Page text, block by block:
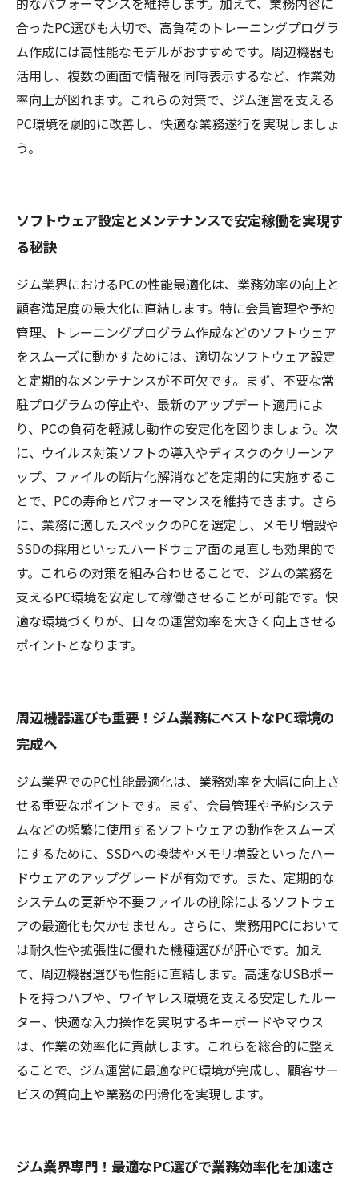
合ったPC選びも大切で、高負荷のトレーニングプログラ
ム作成には高性能なモデルがおすすめです。周辺機器も
活用し、複数の画面で情報を同時表示するなど、作業効
率向上が図れます。これらの対策で、ジム運営を支える
PC環境を劇的に改善し、快適な業務遂行を実現しましょ
う。
ソフトウェア設定とメンテナンスで安定稼働を実現す
る秘訣
ジム業界におけるPCの性能最適化は、業務効率の向上と
顧客満足度の最大化に直結します。特に会員管理や予約
管理、トレーニングプログラム作成などのソフトウェア
をスムーズに動かすためには、適切なソフトウェア設定
と定期的なメンテナンスが不可欠です。まず、不要な常
駐プログラムの停止や、最新のアップデート適用によ
り、PCの負荷を軽減し動作の安定化を図りましょう。次
に、ウイルス対策ソフトの導入やディスクのクリーンア
ップ、ファイルの断片化解消などを定期的に実施するこ
とで、PCの寿命とパフォーマンスを維持できます。さら
に、業務に適したスペックのPCを選定し、メモリ増設や
SSDの採用といったハードウェア面の見直しも効果的で
す。これらの対策を組み合わせることで、ジムの業務を
支えるPC環境を安定して稼働させることが可能です。快
適な環境づくりが、日々の運営効率を大きく向上させる
ポイントとなります。
周辺機器選びも重要！ジム業務にベストなPC環境の
完成へ
ジム業界でのPC性能最適化は、業務効率を大幅に向上さ
せる重要なポイントです。まず、会員管理や予約システ
ムなどの頻繁に使用するソフトウェアの動作をスムーズ
にするために、SSDへの換装やメモリ増設といったハー
ドウェアのアップグレードが有効です。また、定期的な
システムの更新や不要ファイルの削除によるソフトウェ
アの最適化も欠かせません。さらに、業務用PCにおいて
は耐久性や拡張性に優れた機種選びが肝心です。加え
て、周辺機器選びも性能に直結します。高速なUSBポー
トを持つハブや、ワイヤレス環境を支える安定したルー
ター、快適な入力操作を実現するキーボードやマウス
は、作業の効率化に貢献します。これらを総合的に整え
ることで、ジム運営に最適なPC環境が完成し、顧客サー
ビスの質向上や業務の円滑化を実現します。
ジム業界専門！最適なPC選びで業務効率化を加速さ